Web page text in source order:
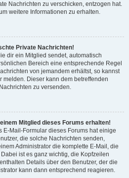
Nachrichten zu verschicken, entzogen hat.
weitere Informationen zu erhalten.
Private Nachrichten!
dir ein Mitglied sendet, automatisch
Bereich eine entsprechende Regel
von jemandem erhältst, so kannst
melden. Dieser kann dem betreffenden
zu versenden.
Mitglied dieses Forums erhalten!
E-Mail-Formular dieses Forums hat einige
die solche Nachrichten senden,
Administrator die komplette E-Mail, die
ist es ganz wichtig, die Kopfzeilen
Details über den Benutzer, der die
kann dann entsprechend reagieren.